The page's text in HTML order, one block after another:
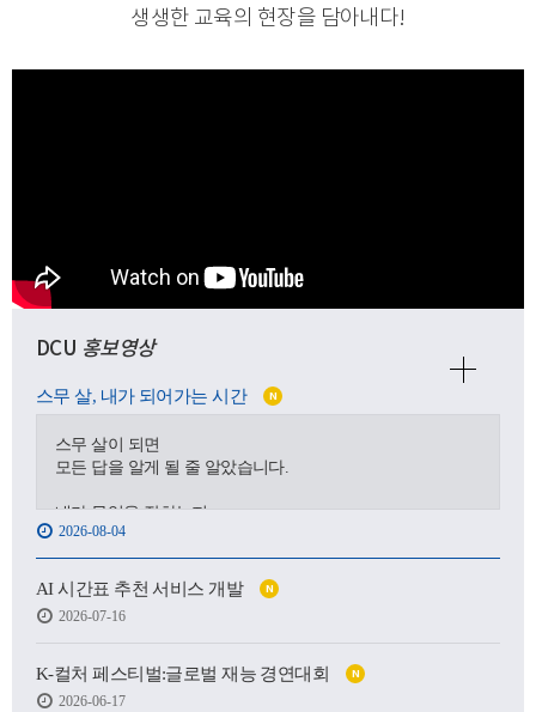
생생한 교육의 현장을 담아내다!
DCU 홍보영상
스무 살, 내가 되어가는 시간 N
스무 살이 되면
모든 답을 알게 될 줄 알았습니다.
내가 무엇을 잘하는지,
어디로 가야 하는지,
어떤 사람이 될 수 있을지.
하지만 처음 마주한 강의실도,
처음 건넨 인사도,
생각보다 낯설고 서툴렀습니다.
2026-08-04
AI 시간표 추천 서비스 개발 N
2026-07-16
K-컬처 페스티벌:글로벌 재능 경연대회 N
2026-06-17